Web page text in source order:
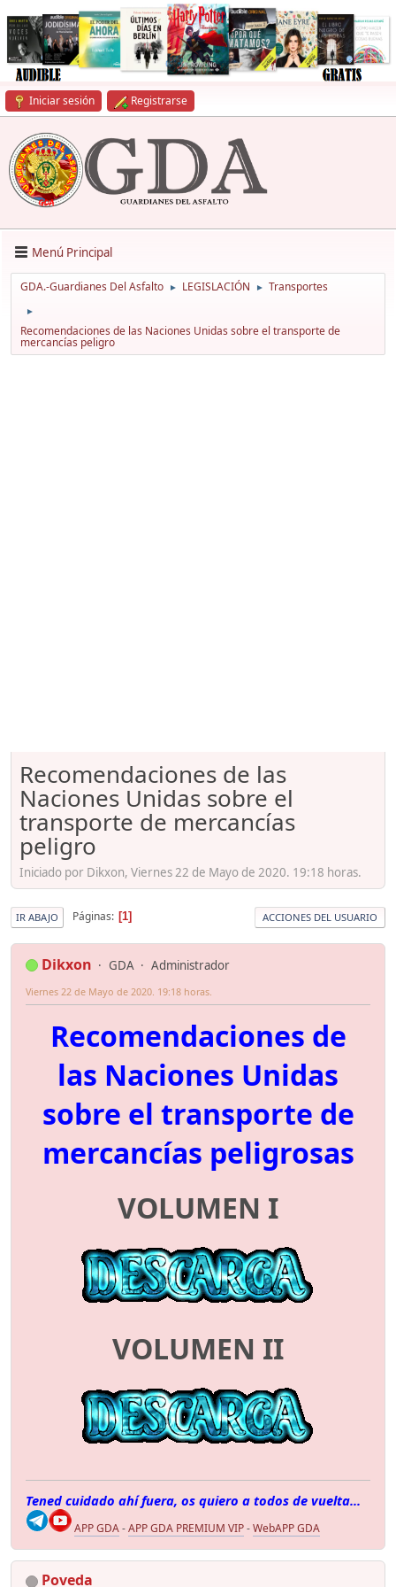
Iniciar sesión Registrarse
Menú Principal
GDA.-Guardianes Del Asfalto ► LEGISLACIÓN ► Transportes
►
Recomendaciones de las Naciones Unidas sobre el transporte de
mercancías peligro
Recomendaciones de las
Naciones Unidas sobre el
transporte de mercancías
peligro
Iniciado por Dikxon, Viernes 22 de Mayo de 2020. 19:18 horas.
IR ABAJO Páginas 1 ACCIONES DEL USUARIO
Dikxon GDA Administrador
Viernes 22 de Mayo de 2020. 19:18 horas.
Recomendaciones de
las Naciones Unidas
sobre el transporte de
mercancías peligrosas
VOLUMEN I
VOLUMEN II
Tened cuidado ahí fuera, os quiero a todos de vuelta...
APP GDA-APP GDA PREMIUM VIP-WebAPP GDA
Poveda